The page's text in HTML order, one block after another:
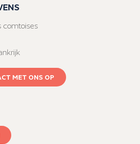
comtoises
MET ONS OP